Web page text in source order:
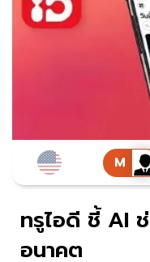
ทรูไอดี ชี้ AI
อนาคต